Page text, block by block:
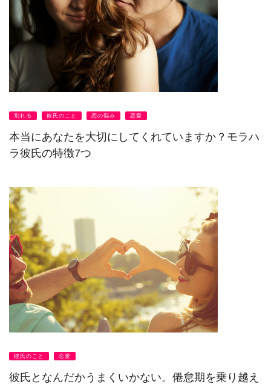
別れる 彼氏のこと 恋の悩み 恋愛
本当にあなたを大切にしてくれていますか？モラハ
ラ彼氏の特徴7つ
彼氏のこと 恋愛
彼氏となんだかうまくいかない。倦怠期を乗り越え